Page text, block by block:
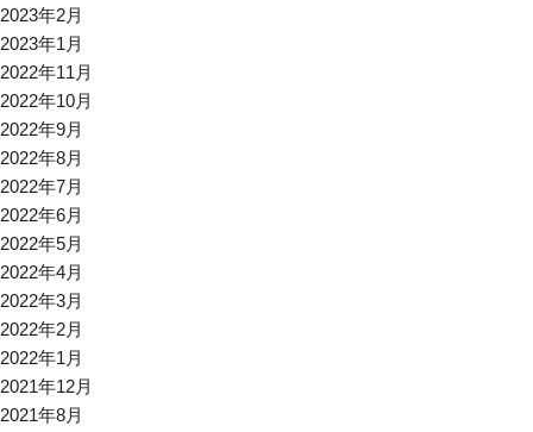
2023年2月
2023年1月
2022年11月
2022年10月
2022年9月
2022年8月
2022年7月
2022年6月
2022年5月
2022年4月
2022年3月
2022年2月
2022年1月
2021年12月
2021年8月